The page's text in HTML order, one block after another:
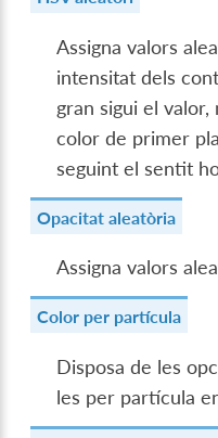
Assigna valors
intensitat dels
gran sigui el
color de primer
seguint el sentit
Opacitat aleatòria
Assigna valors
Color per partícula
Disposa de les
les per partícula